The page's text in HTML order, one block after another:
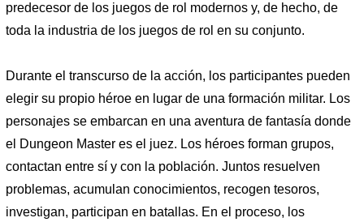
predecesor de los juegos de rol modernos y, de hecho, de
toda la industria de los juegos de rol en su conjunto.
Durante el transcurso de la acción, los participantes pueden
elegir su propio héroe en lugar de una formación militar. Los
personajes se embarcan en una aventura de fantasía donde
el Dungeon Master es el juez. Los héroes forman grupos,
contactan entre sí y con la población. Juntos resuelven
problemas, acumulan conocimientos, recogen tesoros,
investigan, participan en batallas. En el proceso, los